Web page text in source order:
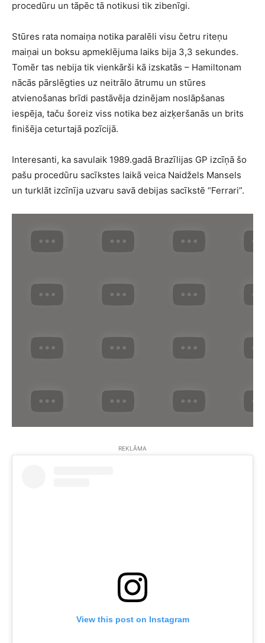
procedūru un tāpēc tā notikusi tik zibenīgi.
Stūres rata nomaiņa notika paralēli visu četru riteņu
maiņai un boksu apmeklējuma laiks bija 3,3 sekundes.
Tomēr tas nebija tik vienkārši kā izskatās – Hamiltonam
nācās pārslēgties uz neitrālo ātrumu un stūres
atvienošanas brīdi pastāvēja dzinējam noslāpšanas
iespēja, taču šoreiz viss notika bez aizķeršanās un brits
finišēja ceturtajā pozīcijā.
Interesanti, ka savulaik 1989.gadā Brazīlijas GP izcīņā šo
pašu procedūru sacīkstes laikā veica Naidžels Mansels
un turklāt izcīnīja uzvaru savā debijas sacīkstē “Ferrari”.
REKLĀMA
View this post on Instagram